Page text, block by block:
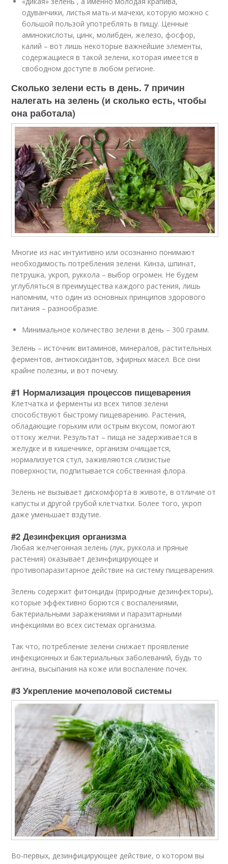
одуванчики, листья мать-и мачехи, которую можно с
большой пользой употреблять в пищу. Ценные
аминокислоты, цинк, молибден, железо, фосфор,
калий – вот лишь некоторые важнейшие элементы,
содержащиеся в такой зелени, которая имеется в
свободном доступе в любом регионе.
Сколько зелени есть в день. 7 причин
налегать на зелень (и сколько есть, чтобы
она работала)
Многие из нас интуитивно или осознанно понимают
необходимость потребления зелени. Кинза, шпинат,
петрушка, укроп, руккола – выбор огромен. Не будем
углубляться в преимущества каждого растения, лишь
напомним, что один из основных принципов здорового
питания – разнообразие.
Минимальное количество зелени в день – 300 грамм.
Зелень – источник витаминов, минералов, растительных
ферментов, антиоксидантов, эфирных масел. Все они
крайне полезны, и вот почему.
#1 Нормализация процессов пищеварения
Клетчатка и ферменты из всех типов зелени
способствуют быстрому пищеварению. Растения,
обладающие горьким или острым вкусом, помогают
оттоку желчи. Результат – пища не задерживается в
желудке и в кишечнике, организм очищается,
нормализуется стул, заживляются слизистые
поверхности, подпитывается собственная флора.
Зелень не вызывает дискомфорта в животе, в отличие от
капусты и другой грубой клетчатки. Более того, укроп
даже уменьшает вздутие.
#2 Дезинфекция организма
Любая желчегонная зелень (лук, руккола и пряные
растения) оказывает дезинфицирующее и
противопаразитарное действие на систему пищеварения.
Зелень содержит фитонциды (природные дезинфекторы),
которые эффективно борются с воспалениями,
бактериальными заражениями и паразитарными
инфекциями во всех системах организма.
Так что, потребление зелени снижает проявление
инфекционных и бактериальных заболеваний, будь то
ангина, высыпания на коже или воспаление почек.
#3 Укрепление мочеполовой системы
Во-первых, дезинфицирующее действие, о котором вы